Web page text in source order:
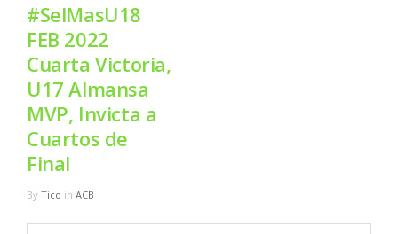
FIBA
OTROS
FORMACIÓN
NBA
MULTIMEDIA
#SelMasU18
FEB 2022
Cuarta Victoria,
U17 Almansa
MVP, Invicta a
Cuartos de
Final
By Tico in ACB